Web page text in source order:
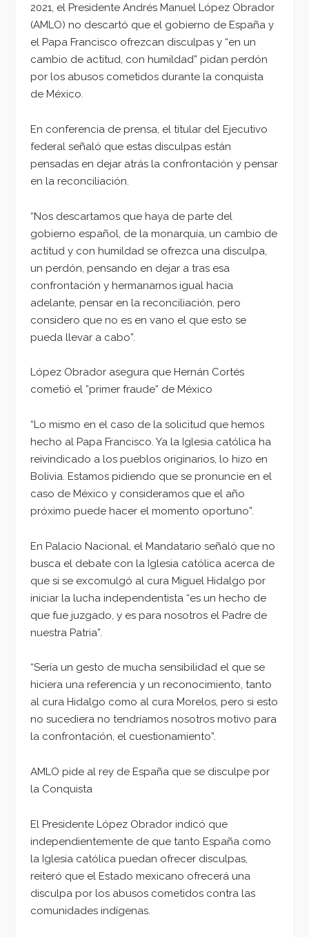
2021, el Presidente Andrés Manuel López Obrador
(AMLO) no descartó que el gobierno de España y
el Papa Francisco ofrezcan disculpas y “en un
cambio de actitud, con humildad” pidan perdón
por los abusos cometidos durante la conquista
de México.
En conferencia de prensa, el titular del Ejecutivo
federal señaló que estas disculpas están
pensadas en dejar atrás la confrontación y pensar
en la reconciliación.
“Nos descartamos que haya de parte del
gobierno español, de la monarquía, un cambio de
actitud y con humildad se ofrezca una disculpa,
un perdón, pensando en dejar a tras esa
confrontación y hermanarnos igual hacia
adelante, pensar en la reconciliación, pero
considero que no es en vano el que esto se
pueda llevar a cabo”.
López Obrador asegura que Hernán Cortés
cometió el ”primer fraude” de México
“Lo mismo en el caso de la solicitud que hemos
hecho al Papa Francisco. Ya la Iglesia católica ha
reivindicado a los pueblos originarios, lo hizo en
Bolivia. Estamos pidiendo que se pronuncie en el
caso de México y consideramos que el año
próximo puede hacer el momento oportuno”.
En Palacio Nacional, el Mandatario señaló que no
busca el debate con la Iglesia católica acerca de
que si se excomulgó al cura Miguel Hidalgo por
iniciar la lucha independentista “es un hecho de
que fue juzgado, y es para nosotros el Padre de
nuestra Patria”.
“Sería un gesto de mucha sensibilidad el que se
hiciera una referencia y un reconocimiento, tanto
al cura Hidalgo como al cura Morelos, pero si esto
no sucediera no tendríamos nosotros motivo para
la confrontación, el cuestionamiento”.
AMLO pide al rey de España que se disculpe por
la Conquista
El Presidente López Obrador indicó que
independientemente de que tanto España como
la Iglesia católica puedan ofrecer disculpas,
reiteró que el Estado mexicano ofrecerá una
disculpa por los abusos cometidos contra las
comunidades indígenas.